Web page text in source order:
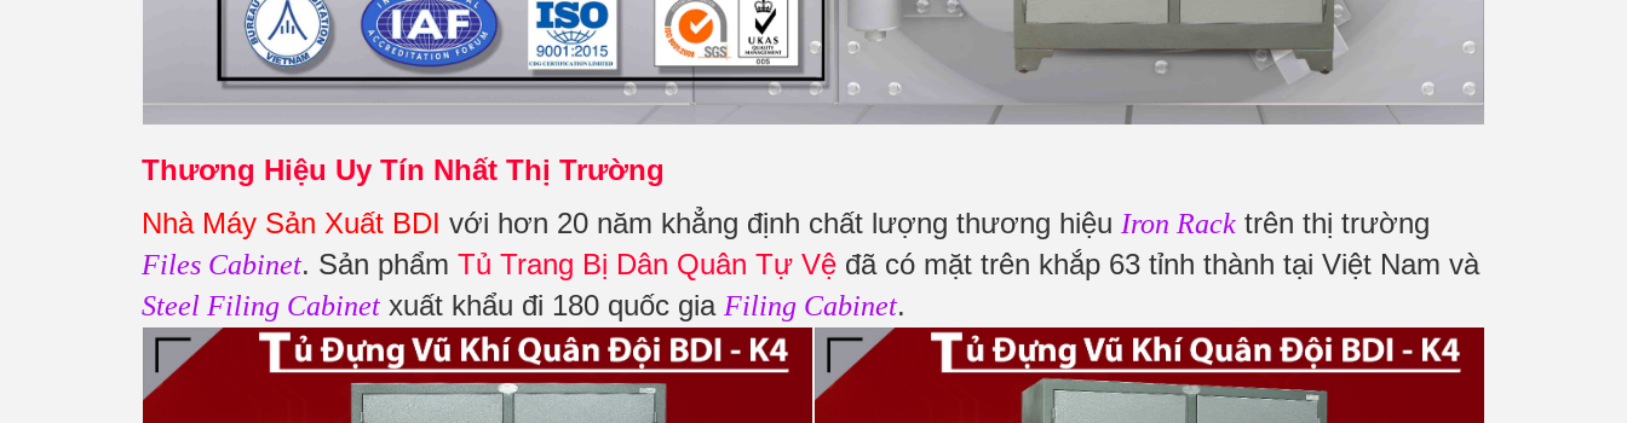
Thương Hiệu Uy Tín Nhất Thị Trường
Nhà Máy Sản Xuất BDI với hơn 20 năm khẳng định chất lượng thương hiệu Iron Rack trên thị trường
Files Cabinet. Sản phẩm Tủ Trang Bị Dân Quân Tự Vệ đã có mặt trên khắp 63 tỉnh thành tại Việt Nam và
Steel Filing Cabinet xuất khẩu đi 180 quốc gia Filing Cabinet.